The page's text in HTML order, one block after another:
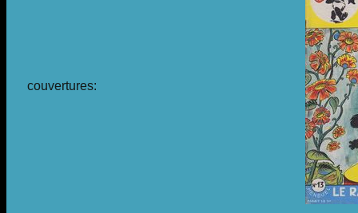
couvertures: